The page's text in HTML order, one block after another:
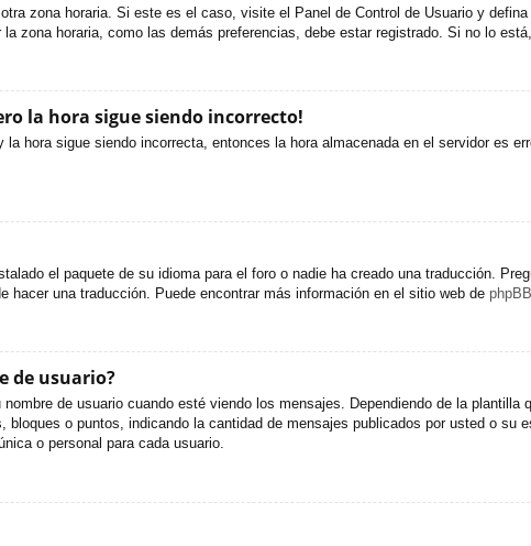
zona horaria. Si este es el caso, visite el Panel de Control de Usuario y
zona horaria, como las demás preferencias, debe estar registrado. Si no lo
la hora sigue siendo incorrecto!
hora sigue siendo incorrecta, entonces la hora almacenada en el servidor es
el paquete de su idioma para el foro o nadie ha creado una traducción.
hacer una traducción. Puede encontrar más información en el sitio web de phpBB
de usuario?
de usuario cuando esté viendo los mensajes. Dependiendo de la
bloques o puntos, indicando la cantidad de mensajes publicados por usted o su
o personal para cada usuario.